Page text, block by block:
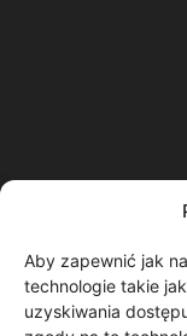
Aby zapewnić jak
technologie takie
uzyskiwania